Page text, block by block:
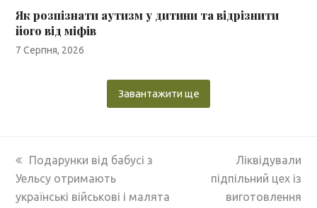
Як розпізнати аутизм у дитини та відрізнити
його від міфів
7 Серпня, 2026
Завантажити ще
previous
post:
Подарунки від бабусі з
Уельсу отримають
українські військові і малята
next
post:
Ліквідували
підпільний цех із
виготовлення